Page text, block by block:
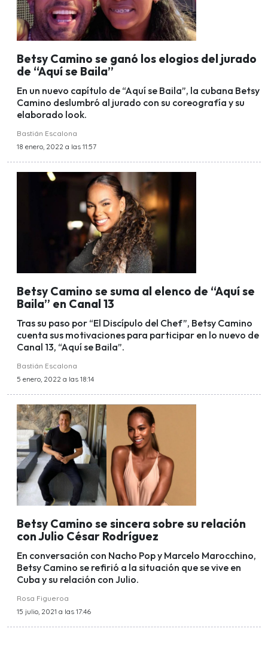
Betsy Camino se ganó los elogios del jurado
de “Aquí se Baila”
En un nuevo capítulo de “Aquí se Baila”, la cubana Betsy
Camino deslumbró al jurado con su coreografía y su
elaborado look.
Bastián Escalona
18 enero, 2022 a las 11:57
Betsy Camino se suma al elenco de “Aquí se
Baila” en Canal 13
Tras su paso por “El Discípulo del Chef”, Betsy Camino
cuenta sus motivaciones para participar en lo nuevo de
Canal 13, “Aquí se Baila”.
Bastián Escalona
5 enero, 2022 a las 18:14
Betsy Camino se sincera sobre su relación
con Julio César Rodríguez
En conversación con Nacho Pop y Marcelo Marocchino,
Betsy Camino se refirió a la situación que se vive en
Cuba y su relación con Julio.
Rosa Figueroa
15 julio, 2021 a las 17:46